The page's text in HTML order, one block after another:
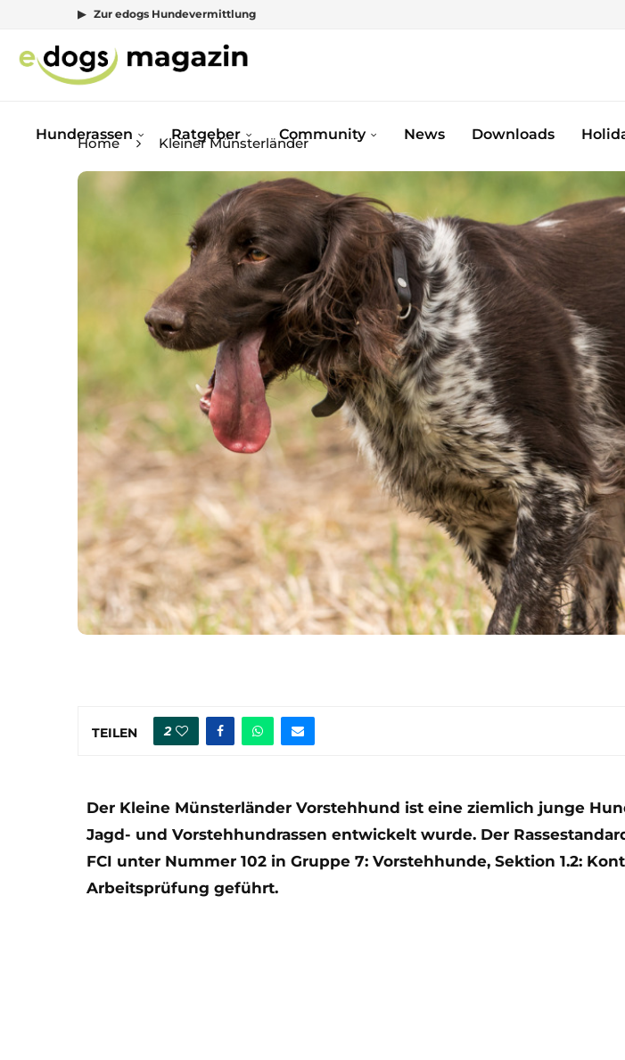
▶ Zur edogs Hundevermittlung
Hunderassen Ratgeber Community News Downloads
Home Kleiner Münsterländer
TEILEN 2
Der Kleine Münsterländer Vorstehhund ist eine ziemlich junge
Jagd- und Vorstehhundrassen entwickelt wurde. Der
FCI unter Nummer 102 in Gruppe 7: Vorstehhunde, Sektion 1.2:
Arbeitsprüfung geführt.